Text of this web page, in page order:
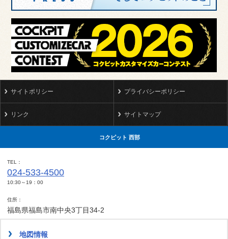
サイトポリシー プライバシーポリシー
リンク サイトマップ
コクピット 西部
TEL
024-533-4500
10:30～19：00
住所
福島県福島市南中央3丁目34-2
地図情報